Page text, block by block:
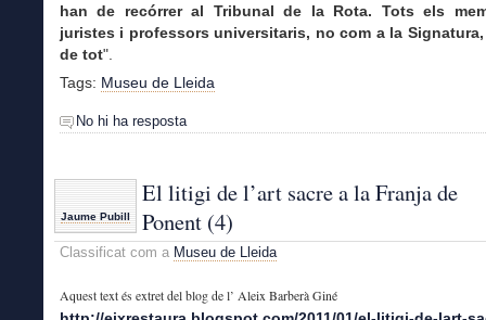
han de recórrer al Tribunal de la Rota. Tots els
juristes i professors universitaris, no com a la
de tot".
Tags: Museu de Lleida
No hi ha resposta
Jaume Pubill
El litigi de l’art sacre a la Franja de
Ponent (4)
Classificat com a Museu de Lleida
Aquest text és extret del blog de l’ Aleix Barberà Giné